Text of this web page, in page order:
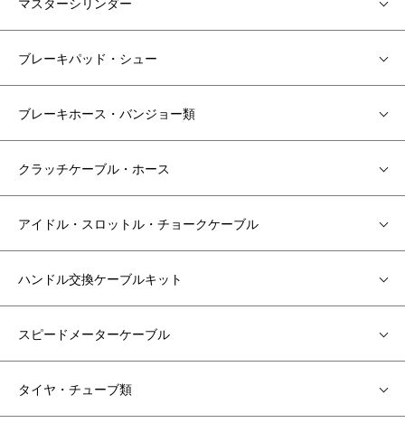
ブレーキパッド・シュー
ブレーキホース・バンジョー類
クラッチケーブル・ホース
アイドル・スロットル・チョークケーブル
ハンドル交換ケーブルキット
スピードメーターケーブル
タイヤ・チューブ類